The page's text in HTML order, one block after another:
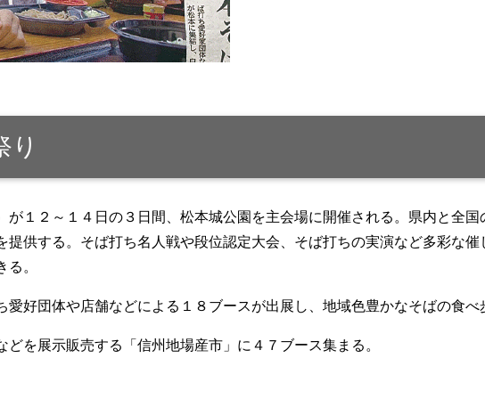
り
１２～１４日の３日間、松本城公園を主会場に開催される。県内と全国
供する。そば打ち名人戦や段位認定大会、そば打ちの実演など多彩な
。
好団体や店舗などによる１８ブースが出展し、地域色豊かなそばの食べ
を展示販売する「信州地場産市」に４７ブース集まる。